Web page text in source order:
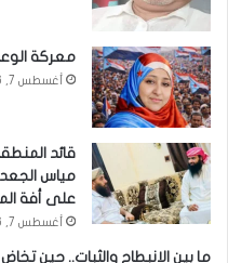
معركة
أغسطس 7, 2026
قائد
مياس
على أفة
أغسطس 7, 2026
ما بين الانبطاح والثبات.. حين